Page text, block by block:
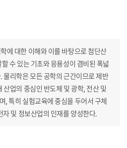
에 대한 이해와 이를 바탕으로 첨단산
수 있는 기초와 응용성이 겸비된 폭넓
물리학은 모든 공학의 근간이므로 제반
업의 중심인 반도체 및 광학, 전산 및
, 특히 실험교육에 중심을 두어서 구체
자 및 정보산업의 인재를 양성한다.